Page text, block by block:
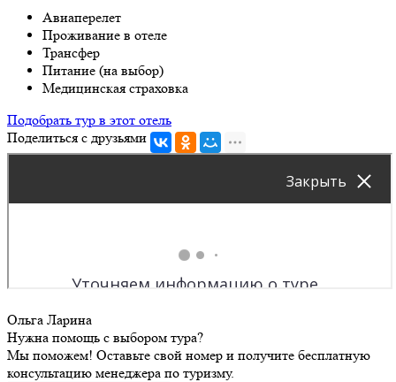
Авиаперелет
Проживание в отеле
Трансфер
Питание (на выбор)
Медицинская страховка
Подобрать тур в этот отель
Поделиться с друзьями
Ольга Ларина
Нужна помощь с выбором тура?
Мы поможем! Оставьте свой номер и получите бесплатную
консультацию менеджера по туризму.